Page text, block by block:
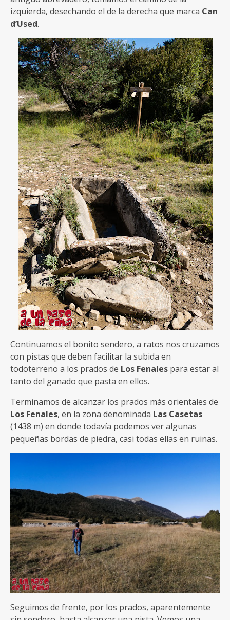
izquierda, desechando el de la derecha que marca Can
d’Used.
Continuamos el bonito sendero, a ratos nos cruzamos
con pistas que deben facilitar la subida en
todoterreno a los prados de Los Fenales para estar al
tanto del ganado que pasta en ellos.
Terminamos de alcanzar los prados más orientales de
Los Fenales, en la zona denominada Las Casetas
(1438 m) en donde todavía podemos ver algunas
pequeñas bordas de piedra, casi todas ellas en ruinas.
Seguimos de frente, por los prados, aparentemente